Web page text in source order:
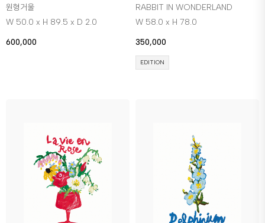
원형거울
W 50.0 x H 89.5 x D 2.0
600,000
RABBIT IN WONDERLAND
W 58.0 x H 78.0
350,000
EDITION